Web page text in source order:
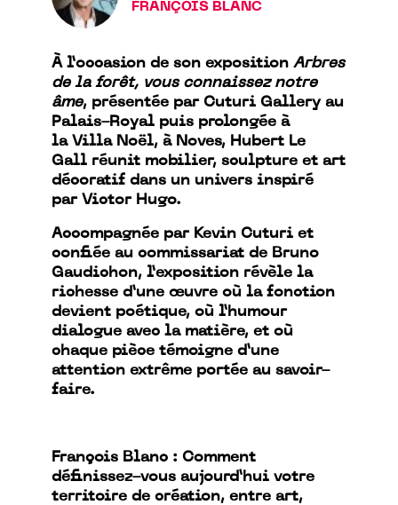
FRANÇOIS BLANC
À l’occasion de son exposition Arbres
de la forêt, vous connaissez notre
âme, présentée par Cuturi Gallery au
Palais-Royal puis prolongée à
la Villa Noël, à Noves, Hubert Le
Gall réunit mobilier, sculpture et art
décoratif dans un univers inspiré
par Victor Hugo.
Accompagnée par Kevin Cuturi et
confiée au commissariat de Bruno
Gaudichon, l’exposition révèle la
richesse d’une œuvre où la fonction
devient poétique, où l’humour
dialogue avec la matière, et où
chaque pièce témoigne d’une
attention extrême portée au savoir-
faire.
François Blanc : Comment
définissez-vous aujourd’hui votre
territoire de création, entre art,